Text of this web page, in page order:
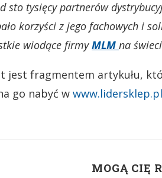
sto tysięcy partnerów
korzyści z jego fachowych i
wiodące firmyMLM na
jest fragmentem artykułu,
go nabyć w www.lidersklep.pl
MOGĄ CIĘ